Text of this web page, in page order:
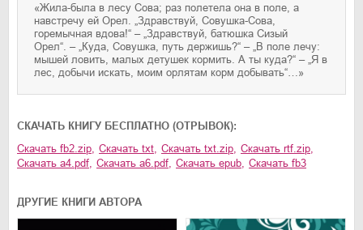
«Жила-была в лесу Сова; раз полетела она в поле, а
навстречу ей Орел. „Здравствуй, Совушка-Сова,
горемычная вдова!“ – „Здравствуй, батюшка Сизый
Орел“. – „Куда, Совушка, путь держишь?“ – „В поле лечу:
мышей ловить, малых детушек кормить. А ты куда?“ – „Я в
лес, добычи искать, моим орлятам корм добывать“…»
CКАЧАТЬ КНИГУ БЕСПЛАТНО (ОТРЫВОК):
Скачать fb2.zip Скачать txt Скачать txt.zip Скачать rtf.zip
Скачать a4.pdf Скачать a6.pdf Скачать epub Скачать fb3
ДРУГИЕ КНИГИ АВТОРА